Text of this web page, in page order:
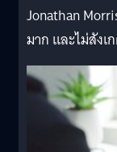
Jonathan
มาก และไม่สังเ